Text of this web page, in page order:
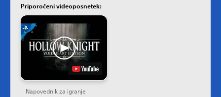
Priporočeni videoposnetek:
Napovednik za igranje